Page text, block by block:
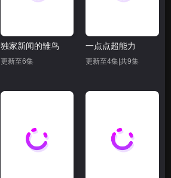
独家新闻的雏鸟
更新至6集
一点点超能力
更新至4集|共9集